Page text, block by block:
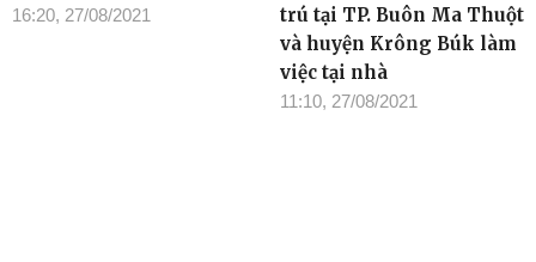
16:20, 27/08/2021
trú tại TP. Buôn Ma Thuột
và huyện Krông Búk làm
việc tại nhà
11:10, 27/08/2021